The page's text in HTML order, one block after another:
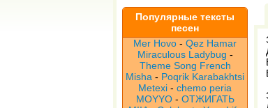
Популярные тексты
песен
Mer Hovo - Qez Hamar
Miraculous Ladybug -
Theme Song French
Misha - Poqrik Karabakhtsi
Metexi - chemo peria
MOYYO- ОТЖИГАТЬ